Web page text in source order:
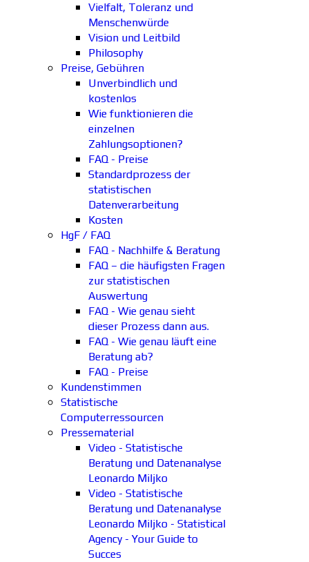
Vielfalt, Toleranz und
Menschenwürde
Vision und Leitbild
Philosophy
Preise, Gebühren
Unverbindlich und
kostenlos
Wie funktionieren die
einzelnen
Zahlungsoptionen?
FAQ - Preise
Standardprozess der
statistischen
Datenverarbeitung
Kosten
HgF / FAQ
FAQ - Nachhilfe & Beratung
FAQ – die häufigsten Fragen
zur statistischen
Auswertung
FAQ - Wie genau sieht
dieser Prozess dann aus.
FAQ - Wie genau läuft eine
Beratung ab?
FAQ - Preise
Kundenstimmen
Statistische
Computerressourcen
Pressematerial
Video - Statistische
Beratung und Datenanalyse
Leonardo Miljko
Video - Statistische
Beratung und Datenanalyse
Leonardo Miljko - Statistical
Agency - Your Guide to
Succes